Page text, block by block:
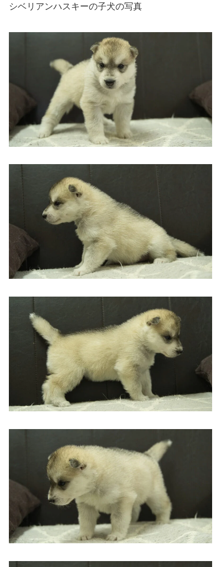
シベリアンハスキーの子犬の写真